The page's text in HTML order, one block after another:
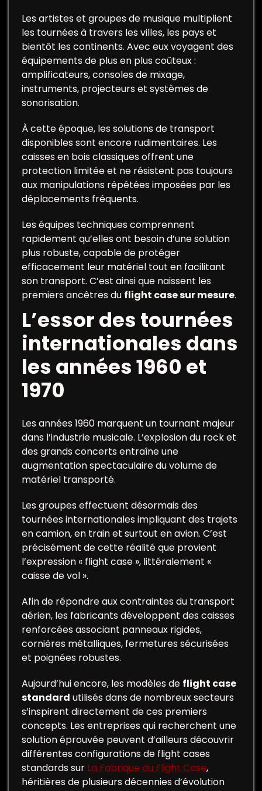
Les artistes et groupes de musique multiplient
les tournées à travers les villes, les pays et
bientôt les continents. Avec eux voyagent des
équipements de plus en plus coûteux :
amplificateurs, consoles de mixage,
instruments, projecteurs et systèmes de
sonorisation.
À cette époque, les solutions de transport
disponibles sont encore rudimentaires. Les
caisses en bois classiques offrent une
protection limitée et ne résistent pas toujours
aux manipulations répétées imposées par les
déplacements fréquents.
Les équipes techniques comprennent
rapidement qu’elles ont besoin d’une solution
plus robuste, capable de protéger
efficacement leur matériel tout en facilitant
son transport. C’est ainsi que naissent les
premiers ancêtres du flight case sur mesure.
L’essor des tournées
internationales dans
les années 1960 et
1970
Les années 1960 marquent un tournant majeur
dans l’industrie musicale. L’explosion du rock et
des grands concerts entraîne une
augmentation spectaculaire du volume de
matériel transporté.
Les groupes effectuent désormais des
tournées internationales impliquant des trajets
en camion, en train et surtout en avion. C’est
précisément de cette réalité que provient
l’expression « flight case », littéralement «
caisse de vol ».
Afin de répondre aux contraintes du transport
aérien, les fabricants développent des caisses
renforcées associant panneaux rigides,
cornières métalliques, fermetures sécurisées
et poignées robustes.
Aujourd’hui encore, les modèles de flight case
standard utilisés dans de nombreux secteurs
s’inspirent directement de ces premiers
concepts. Les entreprises qui recherchent une
solution éprouvée peuvent d’ailleurs découvrir
différentes configurations de flight cases
standards sur La Fabrique du Flight Case,
héritières de plusieurs décennies d’évolution